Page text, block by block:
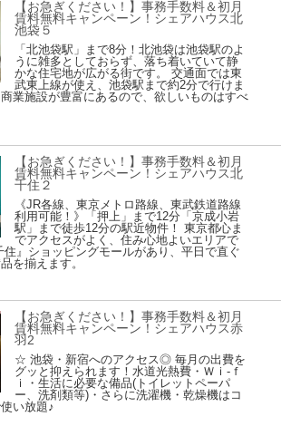
【お急ぎください！】事務手数料＆初月
賃料無料キャンペーン！シェアハウス北
池袋５
「北池袋駅」まで8分！北池袋は池袋駅のよ
うに雑多としておらず、落ち着いていて静
かな住宅地が広がる街です。 交通面では東
武東上線が使え、池袋駅まで約2分で行けま
業施設が豊富にあるので、欲しいものはすべ
【お急ぎください！】事務手数料＆初月
賃料無料キャンペーン！シェアハウス北
千住２
《JR各線、東京メトロ路線、東武鉄道路線
利用可能！》「押上」まで12分「京成小岩
駅」まで徒歩12分の駅近物件！ 東京都心ま
でアクセスがよく、住み心地よいエリアで
』ショッピングモールがあり、平日で直ぐ
を揃えます。
【お急ぎください！】事務手数料＆初月
賃料無料キャンペーン！シェアハウス赤
羽2
☆ 池袋・新宿へのアクセス◎ 毎月の出費を
グッと抑えられます！水道光熱費・Ｗｉ-ｆ
ｉ・生活に必要な備品(トイレットペーパ
ー、洗剤類等)・さらに洗濯機・乾燥機はコ
い放題♪